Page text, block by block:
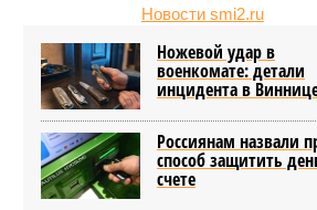
Республики СКФО замкнули
обороту розничной торговли
Новости smi2.ru
Ножевой удар в
военкомате: детали
инцидента в
Россиянам назвали
способ защитить
счете